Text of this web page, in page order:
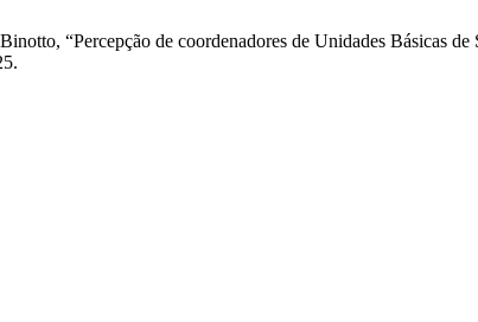
“Percepção de coordenadores de Unidades Básicas